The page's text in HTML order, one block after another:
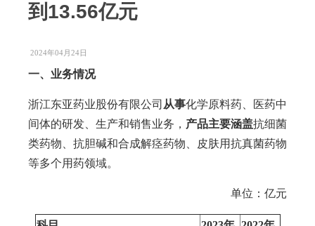
到13.56亿元
2024年04月24日
一、业务情况
浙江东亚药业股份有限公司 从事化学原料药、医药中
间体的研发、生产和销售业务， 产品主要涵盖抗细菌
类药物、抗胆碱和合成解痉药物、皮肤用抗真菌药物
等多个用药领域。
单位：亿元